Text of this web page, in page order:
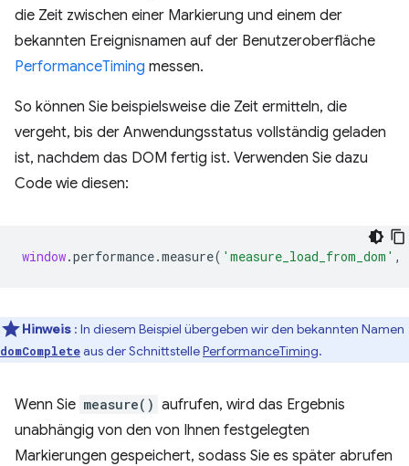
die Zeit zwischen einer Markierung und einem der
bekannten Ereignisnamen auf der Benutzeroberfläche
PerformanceTiming messen.
So können Sie beispielsweise die Zeit ermitteln, die
vergeht, bis der Anwendungsstatus vollständig geladen
ist, nachdem das DOM fertig ist. Verwenden Sie dazu
Code wie diesen:
window.performance.measure( 'measure_load_from_dom' ,
Hinweis : In diesem Beispiel übergeben wir den bekannten Namen
domCompleteaus der SchnittstellePerformanceTiming.
Wenn Sie measure() aufrufen, wird das Ergebnis
unabhängig von den von Ihnen festgelegten
Markierungen gespeichert, sodass Sie es später abrufen